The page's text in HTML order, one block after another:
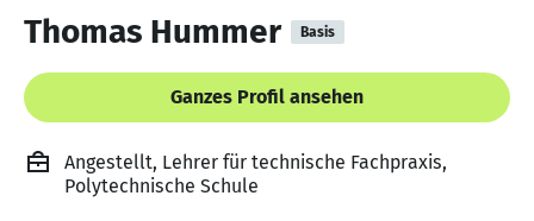
Thomas Hummer Basis
Ganzes Profil ansehen
Angestellt, Lehrer für technische Fachpraxis,
Polytechnische Schule